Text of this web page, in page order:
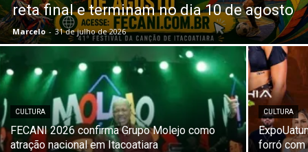
reta final e terminam no dia 10 de agosto
Marcelo - 31 de julho de 2026
CULTURA
FECANI 2026 confirma Grupo Molejo como
atração nacional em Itacoatiara
CULTURA
forró com